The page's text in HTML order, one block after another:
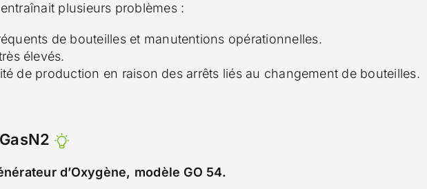
plusieurs problèmes :
de bouteilles et manutentions opérationnelles.
élevés.
de production en raison des arrêts liés au changement de bouteilles.
d’Oxygène, modèle GO 54.